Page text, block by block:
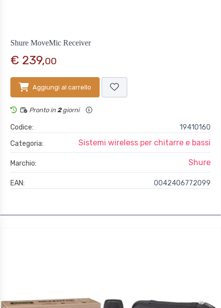
Shure MoveMic Receiver
€ 239,00
Aggiungi al carrello
Pronto in 2giorni
Codice:
19410160
Categoria:
Sistemi wireless per chitarre e bassi
Marchio: Shure
EAN: 0042406772099